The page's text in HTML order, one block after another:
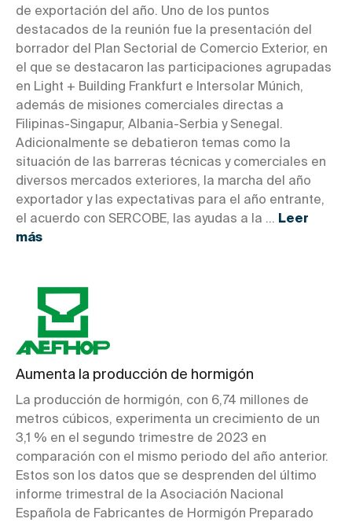
de exportación del año. Uno de los puntos
destacados de la reunión fue la presentación del
borrador del Plan Sectorial de Comercio Exterior, en
el que se destacaron las participaciones agrupadas
en Light + Building Frankfurt e Intersolar Múnich,
además de misiones comerciales directas a
Filipinas-Singapur, Albania-Serbia y Senegal.
Adicionalmente se debatieron temas como la
situación de las barreras técnicas y comerciales en
diversos mercados exteriores, la marcha del año
exportador y las expectativas para el año entrante,
el acuerdo con SERCOBE, las ayudas a la ... Leer
más
Aumenta la producción de hormigón
La producción de hormigón, con 6,74 millones de
metros cúbicos, experimenta un crecimiento de un
3,1 % en el segundo trimestre de 2023 en
comparación con el mismo periodo del año anterior.
Estos son los datos que se desprenden del último
informe trimestral de la Asociación Nacional
Española de Fabricantes de Hormigón Preparado